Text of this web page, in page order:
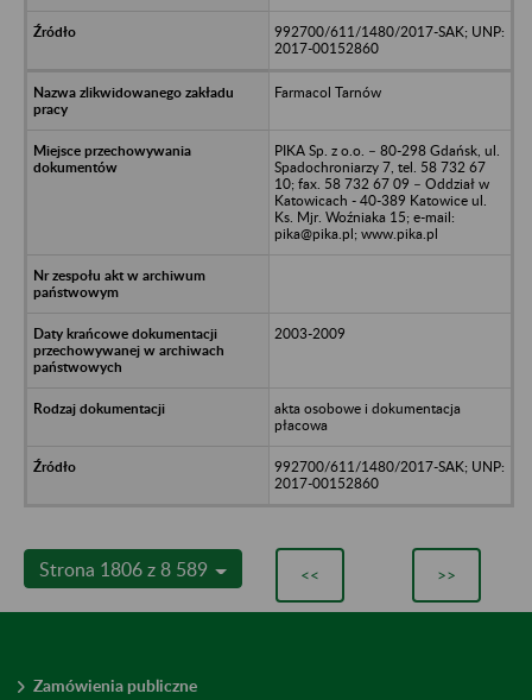
992700/611/1480/2017-SAK; UNP:
2017-00152860
Farmacol Tarnów
PIKA Sp. z o.o. – 80-298 Gdańsk, ul.
Spadochroniarzy 7, tel. 58 732 67
10; fax. 58 732 67 09 – Oddział w
Katowicach - 40-389 Katowice ul.
Ks. Mjr. Woźniaka 15; e-mail:
pika@pika.pl; www.pika.pl
2003-2009
akta osobowe i dokumentacja
płacowa
992700/611/1480/2017-SAK; UNP:
2017-00152860
Strona 1806 z 8 589 << >>
Zamówienia publiczne